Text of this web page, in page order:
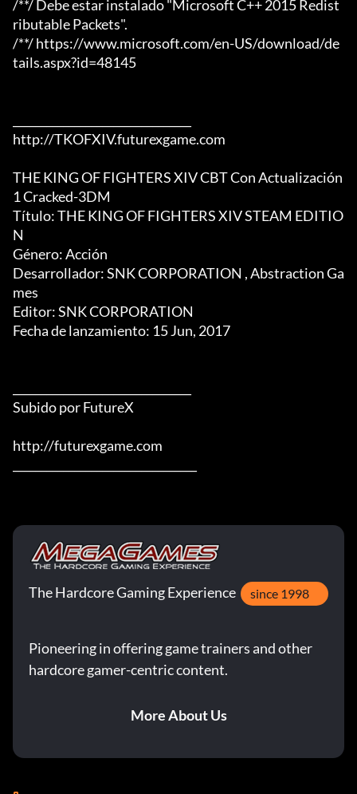
/**/ Debe estar instalado "Microsoft C++ 2015 Redist
ributable Packets".
/**/ https://www.microsoft.com/en-US/download/de
tails.aspx?id=48145
http://TKOFXIV.futurexgame.com
THE KING OF FIGHTERS XIV CBT Con Actualización
1 Cracked-3DM
Título: THE KING OF FIGHTERS XIV STEAM EDITIO
N
Género: Acción
Desarrollador: SNK CORPORATION , Abstraction Ga
mes
Editor: SNK CORPORATION
Fecha de lanzamiento: 15 Jun, 2017
Subido por FutureX
http://futurexgame.com
The Hardcore Gaming Experience since 1998
Pioneering in offering game trainers and other
hardcore gamer-centric content.
More About Us